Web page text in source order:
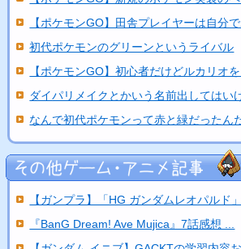
【ポケモンGO】田舎プレイヤーは自分
初代ポケモンのグリーンというライバル
【ポケモンGO】初心者だけどルカリオ
ダイパリメイクとかいう名前出してはい
なんで初代ポケモンって赤と緑だったん
【ガンプラ】「HG ガンダムレオパルド
『BanG Dream! Ave Mujica』7話感想 ...